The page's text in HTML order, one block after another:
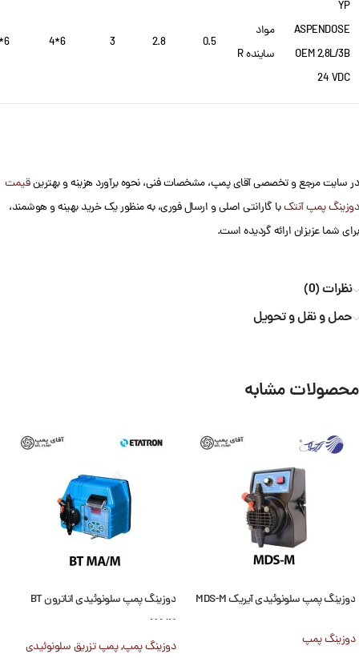
YP
ASPENDOSE
OEM 2,8L/3B
24 VDC
مواد
ساینده R
0.5
2.8
3
6*4
6*4
در سایت مرجع و تخصصی آقای پمپ، مشخصات فنی، نحوه برآورد هزینه و بهترینقیمت
دوزینگ پمپ آنتکبا گارانتی اصلی و ارسال فوری، به منظور یک خرید بهینه و هوشمند،
برای شما عزیزان ارائه گردیده است.
نظرات (0)
حمل و نقل و تحویل
محصولات مشابه
دوزینگ پمپ سلونوئیدی آیریک MDS-M
دوزینگ پمپ
دوزینگ پمپ سلونوئیدی اتاترون BT
MA/M
دوزینگ پمپ,پمپ تزریق سلونوئیدی